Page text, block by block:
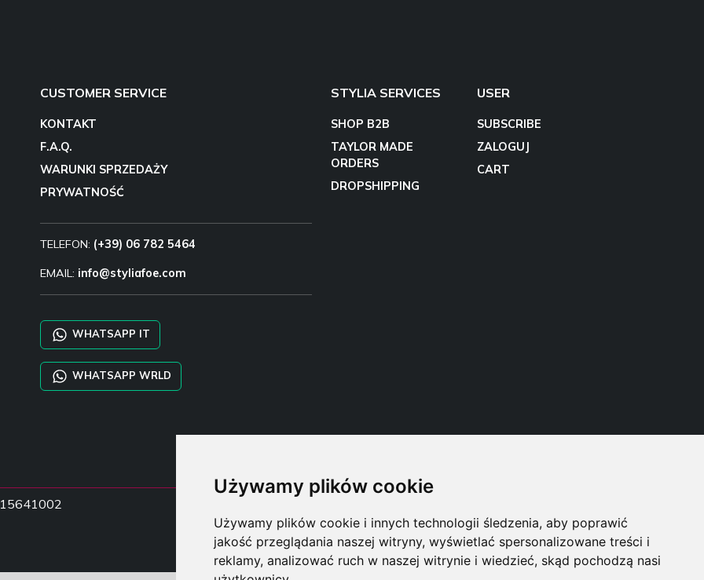
Używamy plików cookie
Używamy plików cookie i innych technologii śledzenia, aby poprawić
jakość przeglądania naszej witryny, wyświetlać spersonalizowane treści i
reklamy, analizować ruch w naszej witrynie i wiedzieć, skąd pochodzą nasi
CUSTOMER SERVICE
KONTAKT
F.A.Q.
WARUNKI SPRZEDAŻY
PRYWATNOŚĆ
TELEFON: (+39) 06 782 5464
EMAIL: info@styliafoe.com
WHATSAPP IT
WHATSAPP WRLD
STYLIA SERVICES
SHOP B2B
TAYLOR MADE
ORDERS
DROPSHIPPING
USER
SUBSCRIBE
ZALOGUJ
CART